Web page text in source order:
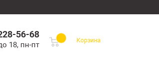
56-68
18, пн-пт
Корзина